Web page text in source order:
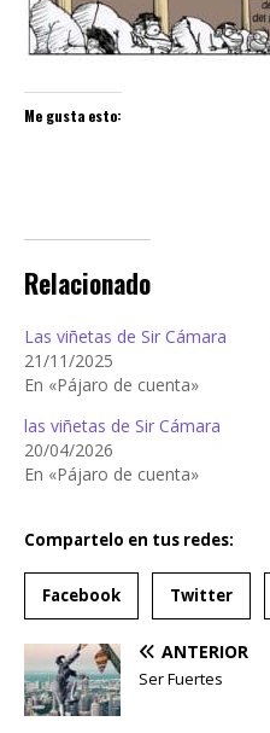
Me gusta esto:
Relacionado
Las viñetas de Sir Cámara
21/11/2025
En «Pájaro de cuenta»
las viñetas de Sir Cámara
20/04/2026
En «Pájaro de cuenta»
Compartelo en tus redes:
Facebook Twitter
ANTERIOR
Ser Fuertes